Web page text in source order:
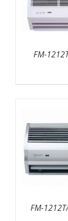
FM-
FM-1212T/